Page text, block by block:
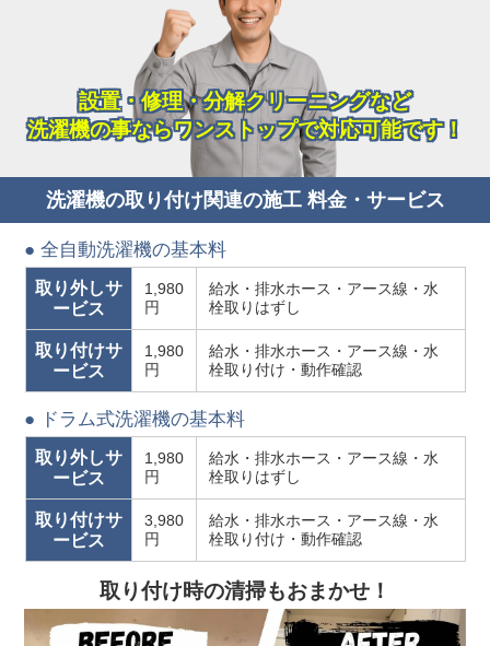
設置・修理・分解クリーニングなど
洗濯機の事ならワンストップで対応可能です！
洗濯機の取り付け関連の施工 料金・サービス
● 全自動洗濯機の基本料
取り外しサ
ービス
1,980
円
給水・排水ホース・アース線・水
栓取りはずし
取り付けサ
ービス
1,980
円
給水・排水ホース・アース線・水
栓取り付け・動作確認
● ドラム式洗濯機の基本料
取り外しサ
ービス
1,980
円
給水・排水ホース・アース線・水
栓取りはずし
取り付けサ
ービス
3,980
円
給水・排水ホース・アース線・水
栓取り付け・動作確認
取り付け時の清掃もおまかせ！